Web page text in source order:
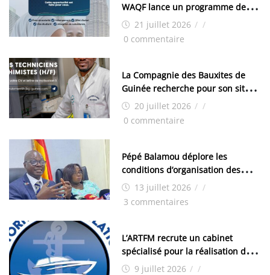
WAQF lance un programme de
bourses pour la Malaisie
21 juillet 2026 / /
0 commentaire
La Compagnie des Bauxites de
Guinée recherche pour son site
de Kamsar des techniciens
chimistes (H/F)
20 juillet 2026 / /
0 commentaire
Pépé Balamou déplore les
conditions d’organisation des
examens nationaux : « Si ce sont
les élections, on trouve tous les
13 juillet 2026 / /
3 commentaires
L’ARTFM recrute un cabinet
spécialisé pour la réalisation des
études techniques
9 juillet 2026 / /